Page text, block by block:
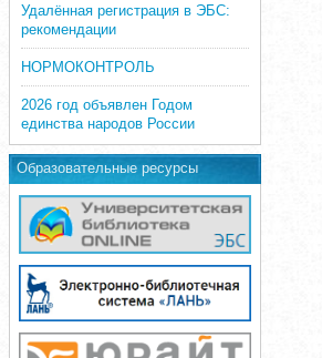
Удалённая регистрация в ЭБС:
рекомендации
НОРМОКОНТРОЛЬ
2026 год объявлен Годом
единства народов России
Образовательные ресурсы